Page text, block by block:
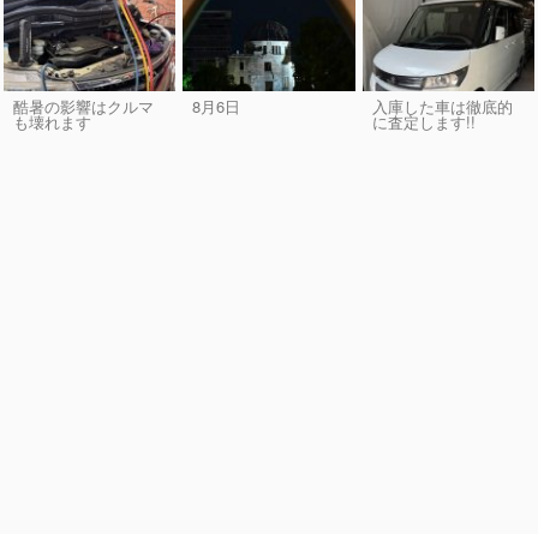
酷暑の影響はクルマ
も壊れます
8月6日 入庫した車は徹底的
に査定します!!